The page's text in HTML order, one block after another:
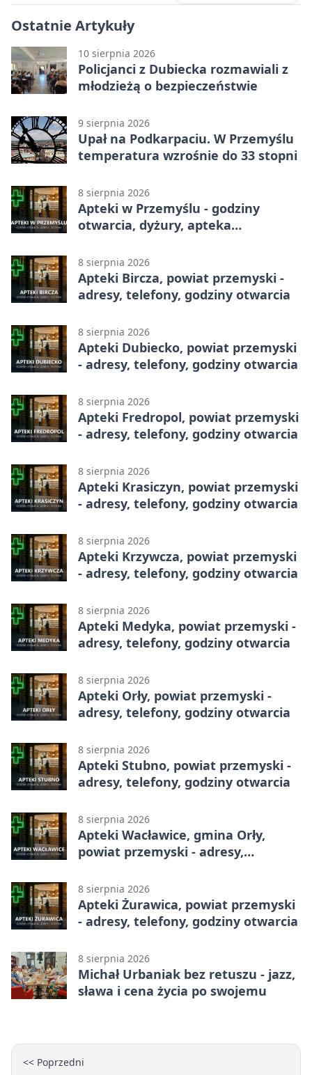
Ostatnie Artykuły
10 sierpnia 2026
Policjanci z Dubiecka rozmawiali z
młodzieżą o bezpieczeństwie
9 sierpnia 2026
Upał na Podkarpaciu. W Przemyślu
temperatura wzrośnie do 33 stopni
8 sierpnia 2026
Apteki w Przemyślu - godziny
otwarcia, dyżury, apteka
8 sierpnia 2026
Apteki Bircza, powiat przemyski -
adresy, telefony, godziny otwarcia
8 sierpnia 2026
Apteki Dubiecko, powiat przemyski
- adresy, telefony, godziny otwarcia
8 sierpnia 2026
Apteki Fredropol, powiat przemyski
- adresy, telefony, godziny otwarcia
8 sierpnia 2026
Apteki Krasiczyn, powiat przemyski
- adresy, telefony, godziny otwarcia
8 sierpnia 2026
Apteki Krzywcza, powiat przemyski
- adresy, telefony, godziny otwarcia
8 sierpnia 2026
Apteki Medyka, powiat przemyski -
adresy, telefony, godziny otwarcia
8 sierpnia 2026
Apteki Orły, powiat przemyski -
adresy, telefony, godziny otwarcia
8 sierpnia 2026
Apteki Stubno, powiat przemyski -
adresy, telefony, godziny otwarcia
8 sierpnia 2026
Apteki Wacławice, gmina Orły,
powiat przemyski - adresy,
8 sierpnia 2026
Apteki Żurawica, powiat przemyski
- adresy, telefony, godziny otwarcia
8 sierpnia 2026
Michał Urbaniak bez retuszu - jazz,
sława i cena życia po swojemu
<< Poprzedni